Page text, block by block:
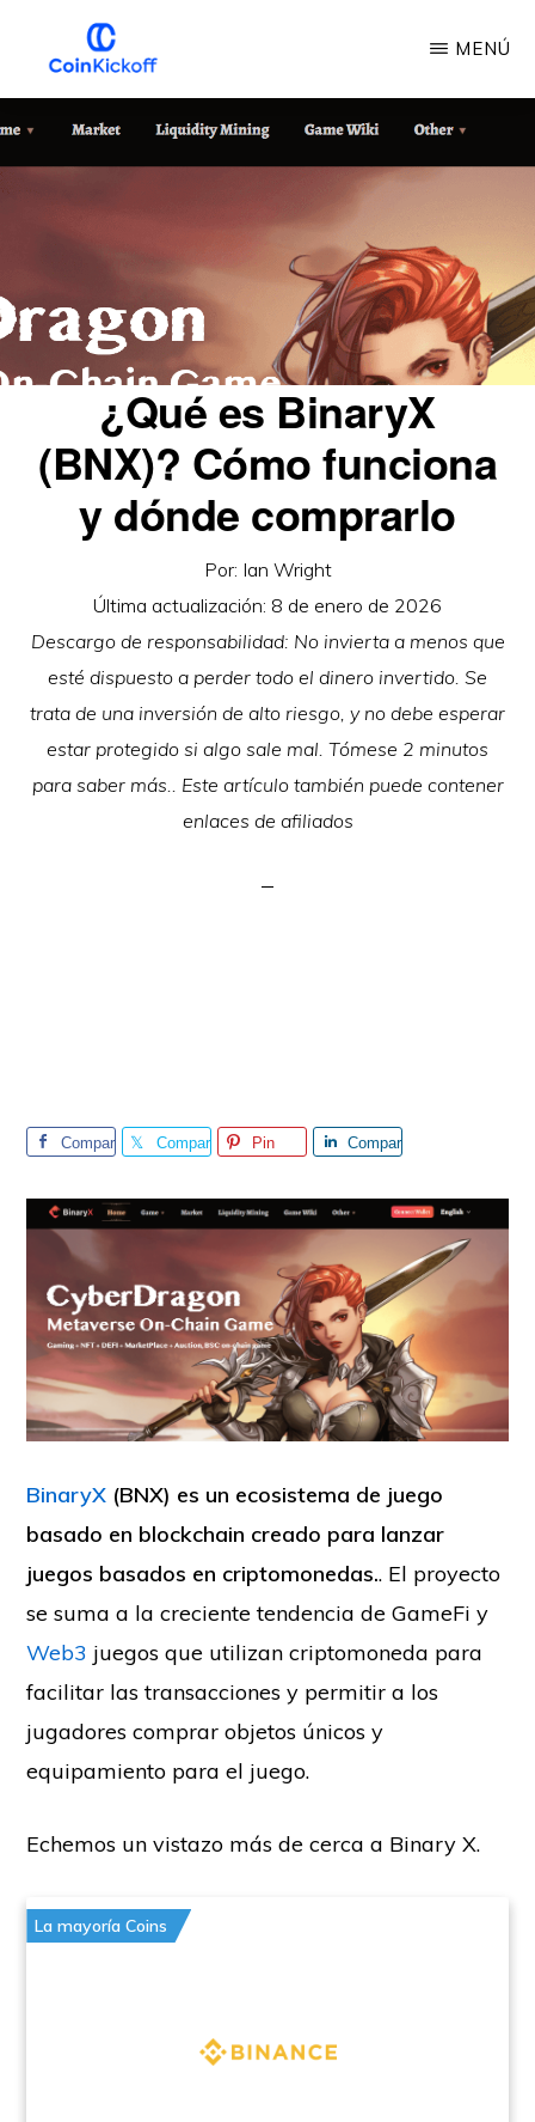
contenido
principal
INICIO
DE
MONEDA
MENÚ
¿Qué es BinaryX
(BNX)? Cómo funciona
y dónde comprarlo
Por: Ian Wright
Última actualización: 8 de enero de 2026
Descargo de responsabilidad: No invierta a menos que
esté dispuesto a perder todo el dinero invertido. Se
trata de una inversión de alto riesgo, y no debe esperar
estar protegido si algo sale mal. Tómese 2 minutos
para saber más.. Este artículo también puede contener
enlaces de afiliados
Compar
Compar
Pin
Compar
BinaryX (BNX) es un ecosistema de juego
basado en blockchain creado para lanzar
juegos basados en criptomonedas.. El proyecto
se suma a la creciente tendencia de GameFi y
Web3 juegos que utilizan criptomoneda para
facilitar las transacciones y permitir a los
jugadores comprar objetos únicos y
equipamiento para el juego.
Echemos un vistazo más de cerca a Binary X.
La mayoría Coins